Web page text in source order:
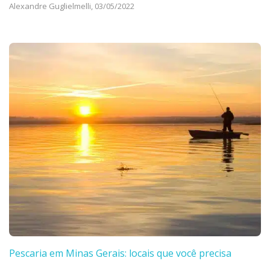
Alexandre Guglielmelli, 03/05/2022
Pescaria em Minas Gerais: locais que você precisa